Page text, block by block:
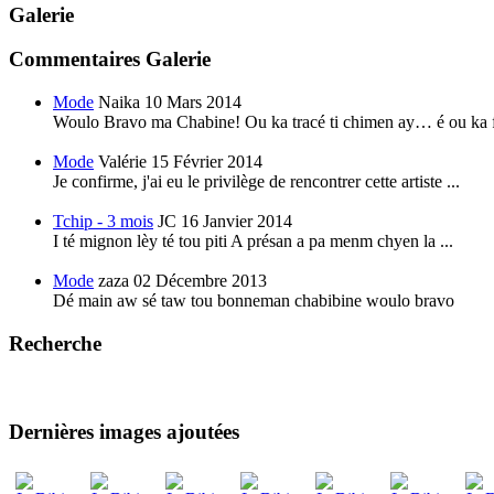
Galerie
Commentaires Galerie
Mode Naika 10 Mars 2014
Woulo Bravo ma Chabine! Ou ka tracé ti chimen ay… é ou ka
Mode Valérie 15 Février 2014
Je confirme, j'ai eu le privilège de rencontrer cette artiste ...
Tchip - 3 mois JC 16 Janvier 2014
I té mignon lèy té tou piti A présan a pa menm chyen la ...
Mode zaza 02 Décembre 2013
Dé main aw sé taw tou bonneman chabibine woulo bravo
Recherche
Dernières images ajoutées